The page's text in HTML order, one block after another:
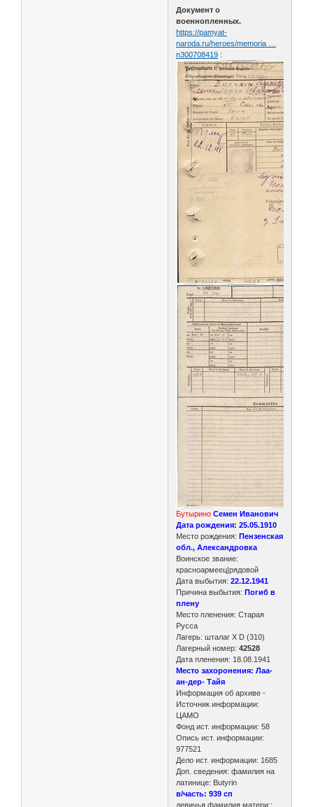
Документ о
военнопленных.
https://pamyat-
naroda.ru/heroes/memoria …
n300708419 :
Бутырино Семен Иванович
Дата рождения: 25.05.1910
Место рождения: Пензенская
обл., Александровка
Воинское звание:
красноармеец|рядовой
Дата выбытия: 22.12.1941
Причина выбытия: Погиб в
плену
Место пленения: Старая
Русса
Лагерь: шталаг X D (310)
Лагерный номер:42528
Дата пленения: 18.08.1941
Место захоронения: Лаа-
ан-дер- Тайя
Информация об архиве -
Источник информации:
ЦАМО
Фонд ист. информации: 58
Опись ист. информации:
977521
Дело ист. информации: 1685
Доп. сведения: фамилия на
латинице: Butyrin
в/часть: 939 сп
девичья фамилия матери::